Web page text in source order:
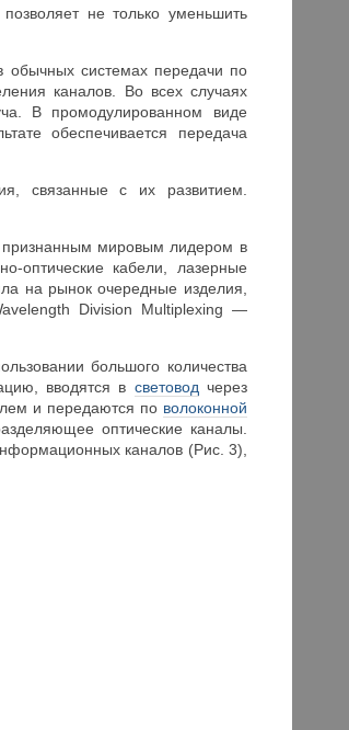
не только уменьшить
обычных системах передачи по
каналов. Во всех случаях
В промодулированном виде
обеспечивается передача
связанные с их развитием.
признанным мировым лидером в
оптические кабели, лазерные
на рынок очередные изделия,
Division Multiplexing —
большого количества
вводятся в световод через
и передаются по волоконной
оптические каналы.
каналов (Рис. 3),